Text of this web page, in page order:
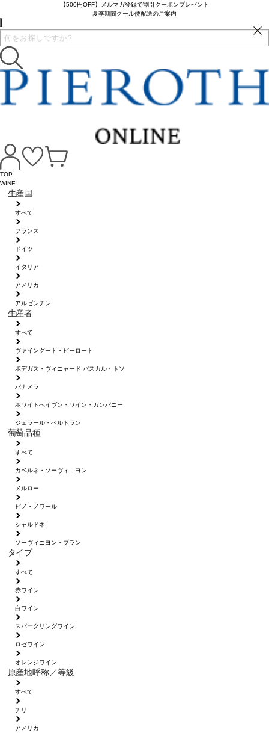
【500円OFF】メルマガ登録で割引クーポンプレゼント
夏季期間クール便配送のご案内
TOP
WINE
生産国
すべて
フランス
ドイツ
イタリア
アメリカ
アルゼンチン
生産者
すべて
ヴァイングート・ピーロート
ボデガス・ヴィニャード パスカル・トソ
パナメラ
ホワイトへイヴン・ワイン・カンパニー
ジェラール・ベルトラン
葡萄品種
すべて
カベルネ・ソーヴィニヨン
メルロー
ピノ・ノワール
シャルドネ
ソーヴィニヨン・ブラン
タイプ
すべて
赤ワイン
白ワイン
スパークリングワイン
ロゼワイン
オレンジワイン
原産地呼称／等級
すべて
チリ
アメリカ